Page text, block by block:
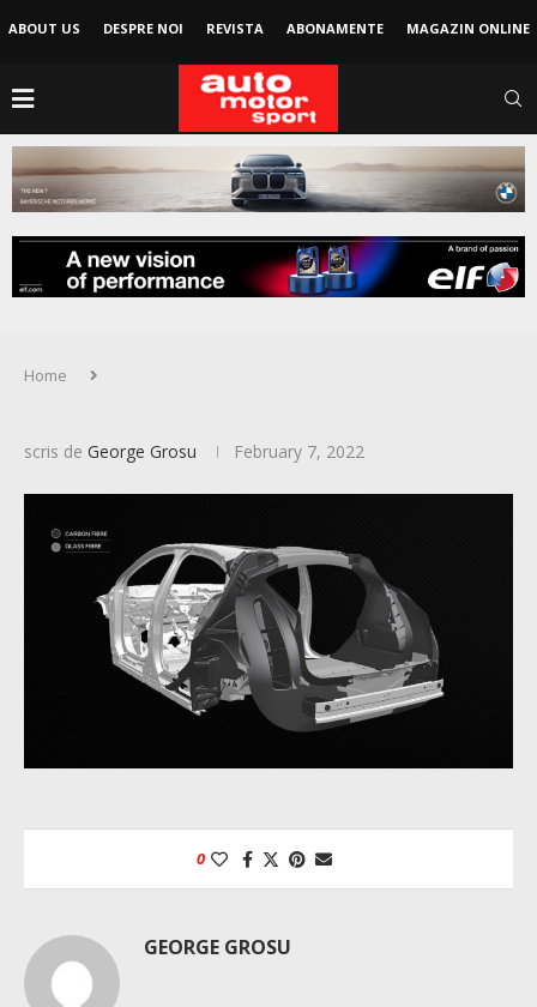
ABOUT US DESPRE NOI REVISTA ABONAMENTE MAGAZIN ONLINE
Home
scris de George Grosu February 7, 2022
0
GEORGE GROSU